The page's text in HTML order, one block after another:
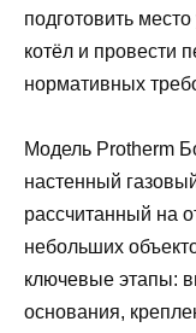
подготовить
котёл и провести
нормативных
Модель Protherm
настенный
рассчитанный на
небольших
ключевые этапы:
основания,